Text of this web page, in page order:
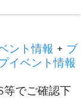
ント情報 + ブ
イベント情報
等でご確認下